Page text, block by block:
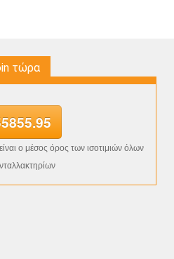
τώρα
ο μέσος όρος των ισοτιμιών όλων